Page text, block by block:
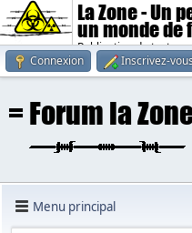
La Zone - Un
un monde de
Publication de textes
Connexion
Inscrivez-
Menu principal